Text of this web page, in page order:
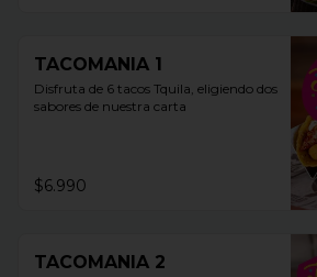
TACOMANIA 1
Disfruta de 6 tacos Tquila, eligiendo dos
sabores de nuestra carta
$6.990
TACOMANIA 2